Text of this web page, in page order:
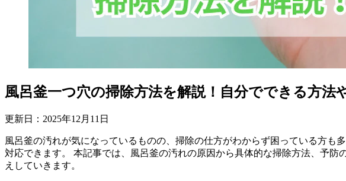
風呂釜一つ穴の掃除方法を解説！自分でできる方法
更新日： 2025年12 月 11 日
風呂釜の汚れが気になっているものの、掃除の仕方がわからず困っている方
対応できます。 本記事では、風呂釜の汚れの原因から具体的な掃除方法、予
えしていきます。